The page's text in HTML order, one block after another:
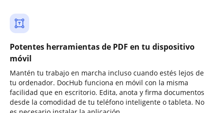
Potentes herramientas de PDF en tu dispositivo
móvil
Mantén tu trabajo en marcha incluso cuando estés lejos de
tu ordenador. DocHub funciona en móvil con la misma
facilidad que en escritorio. Edita, anota y firma documentos
desde la comodidad de tu teléfono inteligente o tableta. No